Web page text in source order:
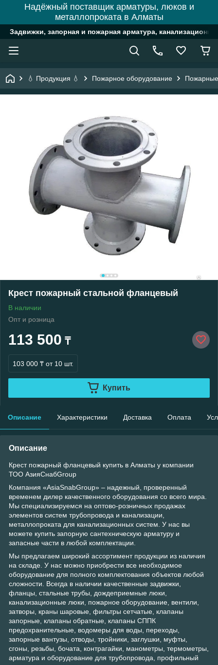
Надёжный поставщик арматуры, люков и
металлопроката в Алматы
Задвижки, запорная и пожарная арматура,
💧 Продукция 💧 Пожарное оборудование Пожарные
Крест пожарный стальной фланцевый
В наличии
Опт и розница
113 500 ₸
103 000 ₸ от 10 шт.
Купить
Описание Характеристики Доставка Оплата
Описание
Крест пожарный фланцевый купить в Алматы у компании
ТОО АзияСнабGroup
Компания «AsiaSnabGroup» – надежный, проверенный
временем дилер качественного оборудования со всего мира.
Мы специализируемся на оптово-розничных продажах
элементов систем трубопровода и канализации,
металлопроката для канализационных систем. У нас вы
можете купить запорную сантехническую арматуру и
запасные части в любой комплектации.
Мы предлагаем широкий ассортимент продукции из наличия
на складе. У нас можно приобрести все необходимое
оборудование для полного комплектования объектов любой
сложности. Всегда в наличии качественные задвижки,
фланцы, стальные трубы, дождеприемные люки,
канализационные люки, пожарное оборудование, вентили,
затворы, краны шаровые, фильтры сетчатые, клапаны
запорные, клапаны обратные, клапаны СППК
предохранительные, водомеры для воды, переходы,
запорные вантузы, отводы, тройники, заглушки, муфты,
сгоны, резьбы, бочата, контрагайки, манометры, термометры,
арматура и оборудование для трубопровода, профильный